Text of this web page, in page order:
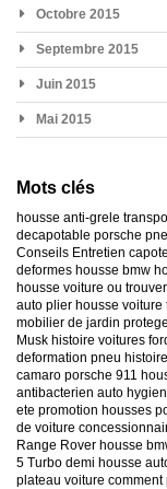
Octobre 2015
Septembre 2015
Juin 2015
Mai 2015
Mots clés
housse anti-grele
decapotable porsche
Conseils Entretien
deformes housse bmw
housse voiture ou
auto plier housse voiture
mobilier de jardin
Musk histoire voitures
deformation pneu
camaro porsche 911
antibacterien auto
ete promotion housses
de voiture
Range Rover housse
5 Turbo demi housse
plateau voiture comment